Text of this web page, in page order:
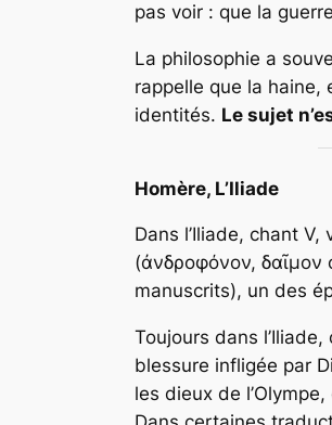
pas voir : que la
La philosophie a
rappelle que la
identités. Le sujet
Homère, L’Iliade
Dans l’Iliade, chant
(ἀνδροφόνον, δαῖμον
manuscrits), un des
Toujours dans
blessure infligée par
les dieux de